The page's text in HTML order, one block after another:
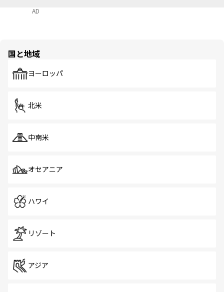
AD
国と地域
ヨーロッパ
北米
中南米
オセアニア
ハワイ
リゾート
アジア